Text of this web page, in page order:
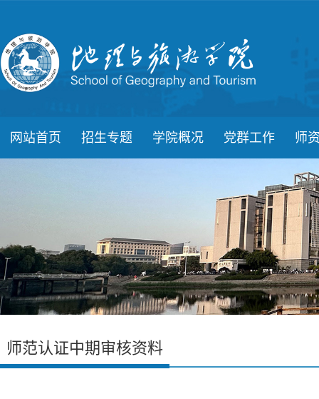
网站首页 招生专题 学院概况 党群工作 师
师范认证中期审核资料